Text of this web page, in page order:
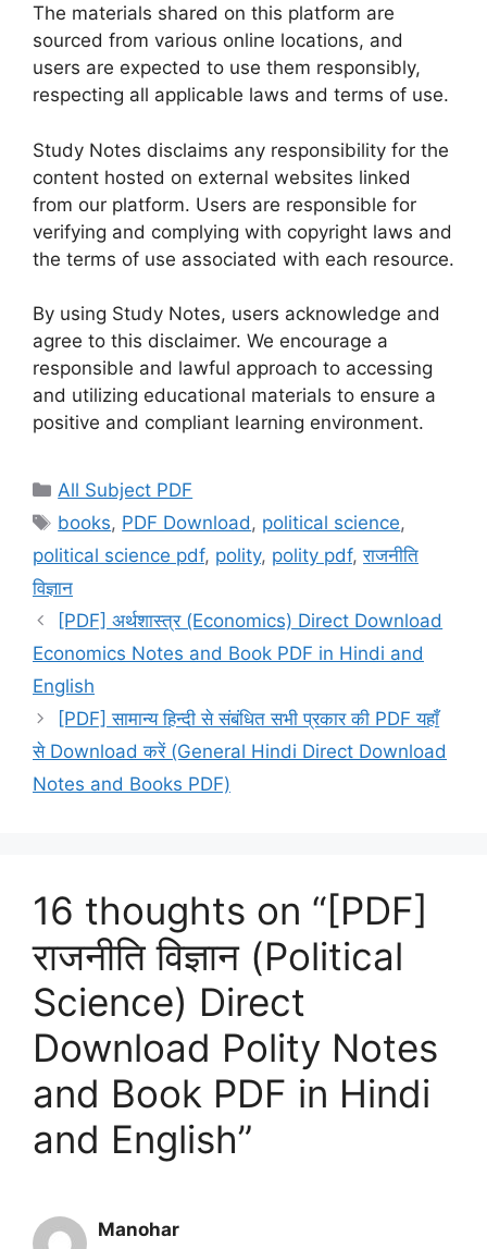
The materials shared on this platform are
sourced from various online locations, and
users are expected to use them responsibly,
respecting all applicable laws and terms of use.
Study Notes disclaims any responsibility for the
content hosted on external websites linked
from our platform. Users are responsible for
verifying and complying with copyright laws and
the terms of use associated with each resource.
By using Study Notes, users acknowledge and
agree to this disclaimer. We encourage a
responsible and lawful approach to accessing
and utilizing educational materials to ensure a
positive and compliant learning environment.
Categories
All Subject PDF
Tags
books, PDF Download, political science,
political science pdf, polity, polity pdf,राजनीति
विज्ञान
[PDF] अर्थशास्त्र (Economics) Direct Download
Economics Notes and Book PDF in Hindi and
English
[PDF] सामान्य हिन्दी से संबंधित सभी प्रकार की PDF यहाँ
से Download करें (General Hindi Direct Download
Notes and Books PDF)
16 thoughts on “[PDF]
राजनीति विज्ञान (Political
Science) Direct
Download Polity Notes
and Book PDF in Hindi
and English”
Manohar